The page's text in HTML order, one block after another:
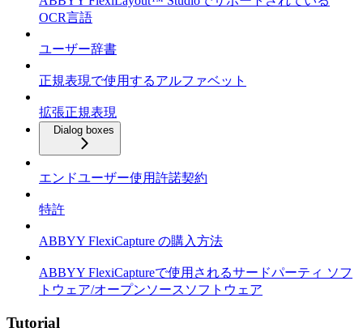
OCR言語
ユーザー辞書
正規表現で使用するアルファベット
拡張正規表現
Dialog boxes
エンドユーザー使用許諾契約
特許
ABBYY FlexiCapture の購入方法
ABBYY FlexiCaptureで使用されるサードパーティ ソフ
トウェア/オープンソースソフトウェア
Tutorial